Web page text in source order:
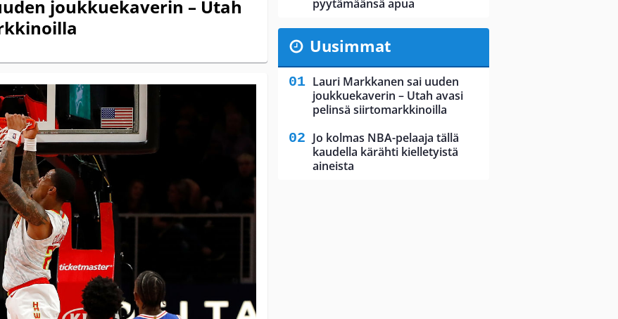
joukkuekaverin – Utah
pyytämäänsä apua
Uusimmat
Lauri Markkanen sai uuden
joukkuekaverin – Utah avasi
pelinsä siirtomarkkinoilla
Jo kolmas NBA-pelaaja tällä
kaudella kärähti kielletyistä
aineista